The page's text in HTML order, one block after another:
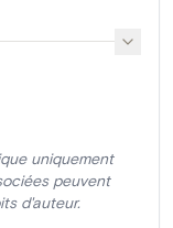
uniquement
peuvent
d'auteur.